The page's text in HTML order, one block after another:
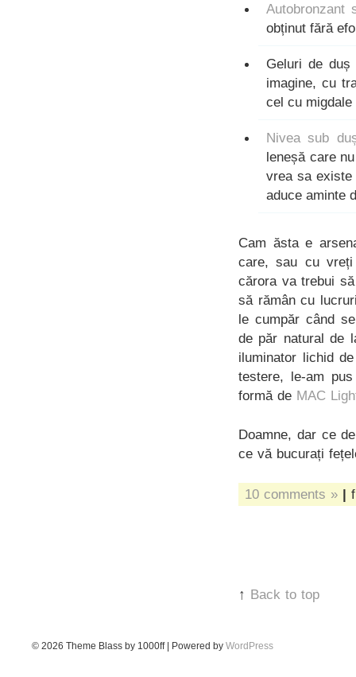
Autobronzant
obținut fără
Geluri de
imagine, cu
cel cu
Nivea sub
leneșă care
vrea sa existe
aduce aminte
Cam ăsta e
care, sau cu vreți
cărora va trebui
să rămân cu
le cumpăr când
de păr natural de
iluminator lichid
testere, le-am
formă de MAC
Doamne, dar ce
ce vă bucurați
10 comments » |
↑ Back to top
© 2026 Theme Blass by 1000ff | Powered by WordPress